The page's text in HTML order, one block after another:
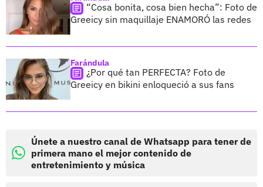
“Cosa bonita, cosa bien hecha”: Foto de
Greeicy sin maquillaje ENAMORÓ las redes
Farándula
¿Por qué tan PERFECTA? Foto de
Greeicy en bikini enloqueció a sus fans
Únete a nuestro canal de Whatsapp para tener de
primera mano el mejor contenido de
entretenimiento y música